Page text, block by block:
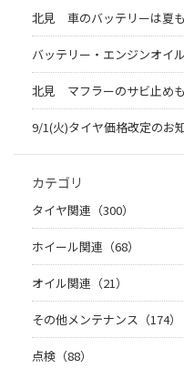
北見 車のバッテリーは夏
バッテリー・エンジンオイ
北見 マフラーのサビ止め
9/1(火)タイヤ価格改定のお
カテゴリ
タイヤ関連（300）
ホイール関連（68）
オイル関連（21）
その他メンテナンス（174）
点検（88）